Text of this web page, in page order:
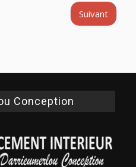
Suivant
Conception